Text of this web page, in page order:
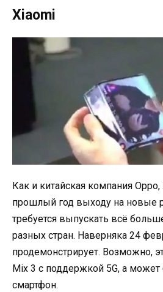
Xiaomi
Как и китайская компания
прошлый год выходу на новые
требуется выпускать всё
разных стран. Наверняка 24
продемонстрирует. Возможно,
Mix 3 с поддержкой 5G, а может
смартфон.